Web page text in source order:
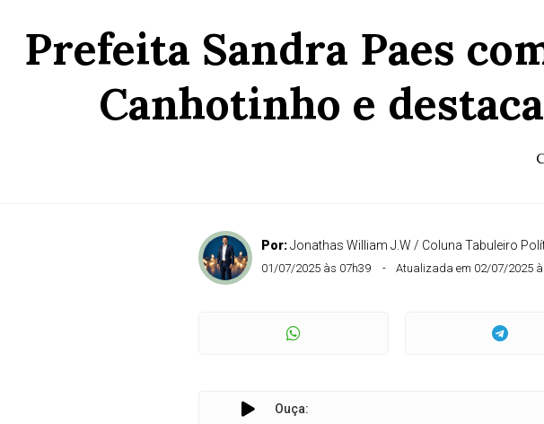
Prefeita Sandra Paes
Canhotinho e
Por:Jonathas William J.W / Coluna Tabuleiro
01/07/2025 às 07h39 Atualizada em 02/07/2025
Ouça: